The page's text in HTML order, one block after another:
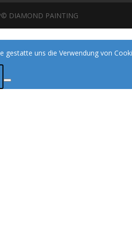
DIAMOND PAINTING
gestatte uns die Verwendung von